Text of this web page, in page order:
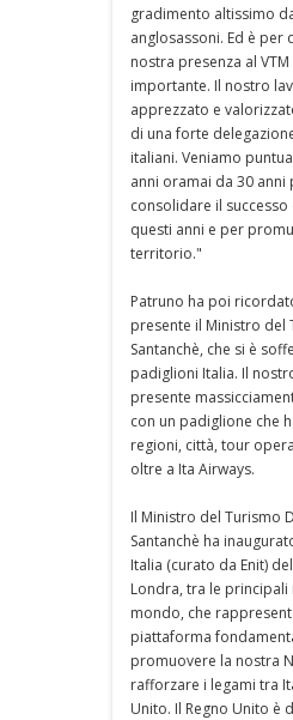
gradimento altissimo
anglosassoni. Ed è per
nostra presenza al
importante. Il nostro
apprezzato e
di una forte
italiani. Veniamo
anni oramai da 30
consolidare il
questi anni e per
territorio."
Patruno ha poi
presente il Ministro del
Santanchè, che si è
padiglioni Italia. Il
presente
con un padiglione che
regioni, città, tour
oltre a Ita Airways.
Il Ministro del Turismo
Santanchè ha
Italia (curato da Enit)
Londra, tra le principali
mondo, che
piattaforma
promuovere la nostra
rafforzare i legami tra
Unito. Il Regno Unito è